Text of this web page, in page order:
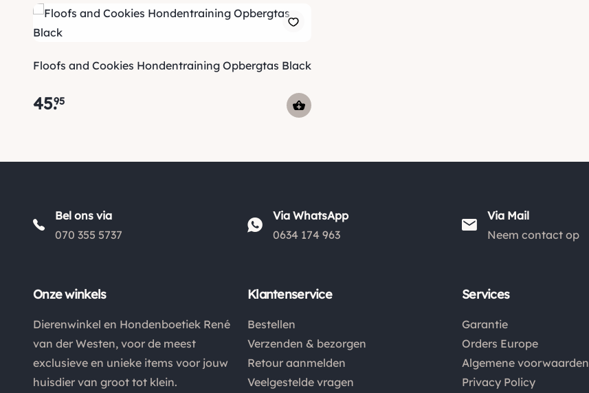
Floofs and Cookies Hondentraining Opbergtas Black
45.95
Bel ons via
070 355 5737
Via WhatsApp
0634 174 963
Via Mail
Neem contact op
Onze winkels
Dierenwinkel en Hondenboetiek René
van der Westen, voor de meest
exclusieve en unieke items voor jouw
huisdier van groot tot klein.
Klantenservice
Bestellen
Verzenden & bezorgen
Retour aanmelden
Veelgestelde vragen
Services
Garantie
Orders Europe
Algemene voorwaarden
Privacy Policy